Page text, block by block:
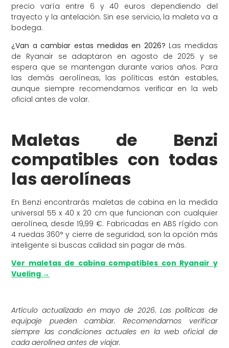
precio varía entre 6 y 40 euros dependiendo del
trayecto y la antelación. Sin ese servicio, la maleta va a
bodega.
¿Van a cambiar estas medidas en 2026? Las medidas
de Ryanair se adaptaron en agosto de 2025 y se
espera que se mantengan durante varios años. Para
las demás aerolíneas, las políticas están estables,
aunque siempre recomendamos verificar en la web
oficial antes de volar.
Maletas de Benzi
compatibles con todas
las aerolíneas
En Benzi encontrarás maletas de cabina en la medida
universal 55 x 40 x 20 cm que funcionan con cualquier
aerolínea, desde 19,99 €. Fabricadas en ABS rígido con
4 ruedas 360° y cierre de seguridad, son la opción más
inteligente si buscas calidad sin pagar de más.
Ver maletas de cabina compatibles con Ryanair y
Vueling →
Artículo actualizado en mayo de 2026. Las políticas de
equipaje pueden cambiar. Recomendamos verificar
siempre las condiciones actuales en la web oficial de
cada aerolínea antes de viajar.